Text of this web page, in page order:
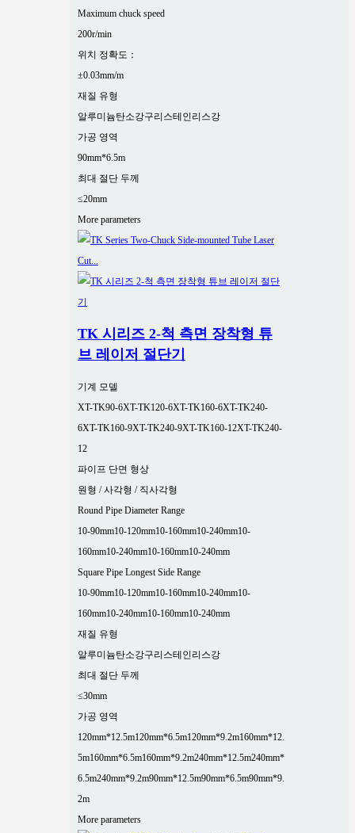
Maximum chuck speed
200r/min
위치 정확도：
±0.03mm/m
재질 유형
알루미늄탄소강구리스테인리스강
가공 영역
90mm*6.5m
최대 절단 두께
≤20mm
More parameters
TK 시리즈 2-척 측면 장착형 튜
브 레이저 절단기
기계 모델
XT-TK90-6XT-TK120-6XT-TK160-6XT-TK240-
6XT-TK160-9XT-TK240-9XT-TK160-12XT-TK240-
12
파이프 단면 형상
원형 / 사각형 / 직사각형
Round Pipe Diameter Range
10-90mm10-120mm10-160mm10-240mm10-
160mm10-240mm10-160mm10-240mm
Square Pipe Longest Side Range
10-90mm10-120mm10-160mm10-240mm10-
160mm10-240mm10-160mm10-240mm
재질 유형
알루미늄탄소강구리 스테인리스강
최대 절단 두께
≤30mm
가공 영역
120mm*12.5m120mm*6.5m120mm*9.2m160mm*12.
5m160mm*6.5m160mm*9.2m240mm*12.5m240mm*
6.5m240mm*9.2m90mm*12.5m90mm*6.5m90mm*9.
2m
More parameters